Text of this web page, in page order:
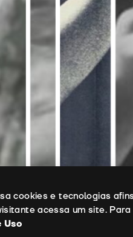
Técnica
cookies
cookies e tecnologias
acessa um site.
Uso